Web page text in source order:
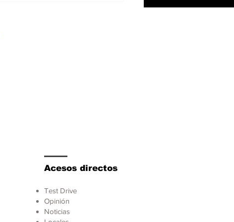
Acesos directos
Test Drive
Opinión
Noticias